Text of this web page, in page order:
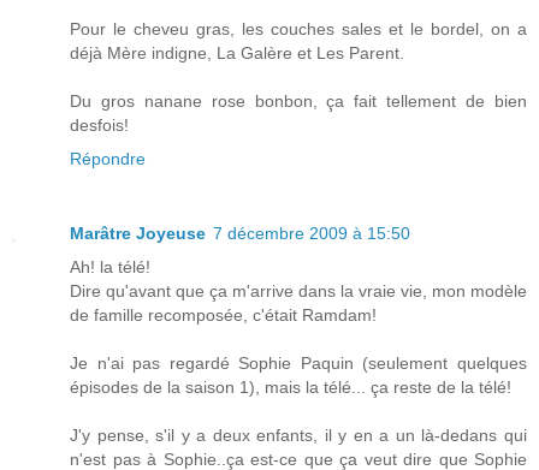
Pour le cheveu gras, les couches sales et le bordel, on a
déjà Mère indigne, La Galère et Les Parent.
Du gros nanane rose bonbon, ça fait tellement de bien
desfois!
Répondre
Marâtre Joyeuse 7 décembre 2009 à 15:50
Ah! la télé!
Dire qu'avant que ça m'arrive dans la vraie vie, mon modèle
de famille recomposée, c'était Ramdam!
Je n'ai pas regardé Sophie Paquin (seulement quelques
épisodes de la saison 1), mais la télé... ça reste de la télé!
J'y pense, s'il y a deux enfants, il y en a un là-dedans qui
n'est pas à Sophie..ça est-ce que ça veut dire que Sophie